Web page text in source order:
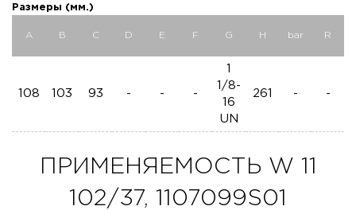
Размеры (мм.)
A B C D E F G H bar R
108 103 93 - - -
1
1/8-
16
UN
261 - -
ПРИМЕНЯЕМОСТЬ W 11
102/37, 1107099S01